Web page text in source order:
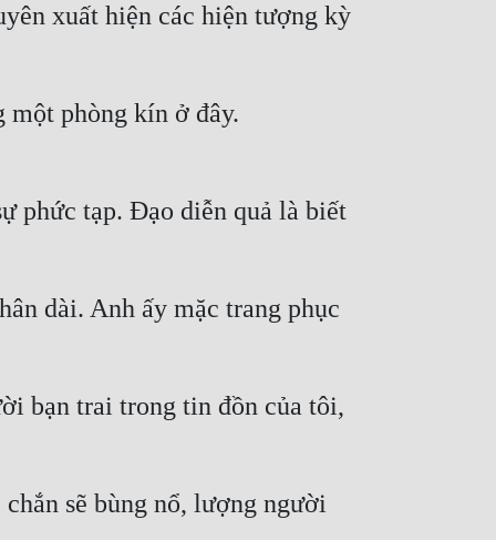
xuất hiện các hiện tượng kỳ
phòng kín ở đây.
phức tạp. Đạo diễn quả là biết
dài. Anh ấy mặc trang phục
bạn trai trong tin đồn của tôi,
sẽ bùng nổ, lượng người